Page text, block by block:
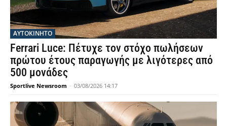
ΑΥΤΟΚΙΝΗΤΟ
Ferrari Luce: Πέτυχε τον στόχο πωλήσεων
πρώτου έτους παραγωγής με λιγότερες από
500 μονάδες
Sportlive Newsroom - 03/08/2026 14:17